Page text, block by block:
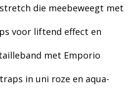
die meebeweegt met
voor liftend effect en
met Emporio
in uni roze en aqua-